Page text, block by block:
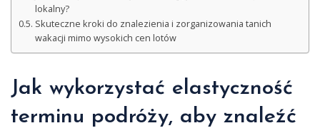
lokalny?
Skuteczne kroki do znalezienia i zorganizowania tanich
wakacji mimo wysokich cen lotów
Jak wykorzystać elastyczność
terminu podróży, aby znaleźć